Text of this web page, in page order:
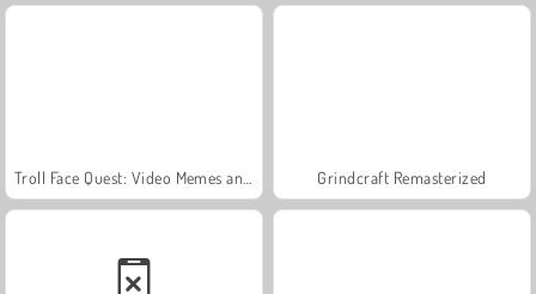
Grindcraft Remasterized